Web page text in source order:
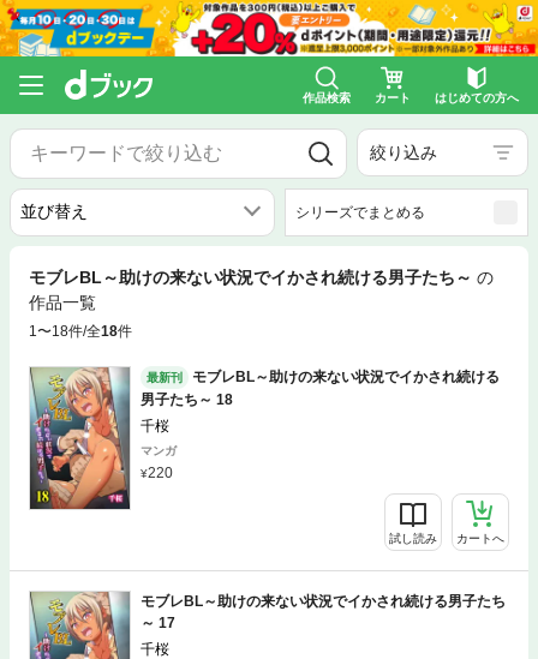
作品検索 カート はじめての方へ
絞り込み
シリーズでまとめる
モブレBL～助けの来ない状況でイかされ続ける男子たち～ の
作品一覧
1〜18件/全18件
最新刊
モブレBL～助けの来ない状況でイかされ続ける
男子たち～ 18
千桜
マンガ
220
試し読み カートへ
モブレBL～助けの来ない状況でイかされ続ける男子たち
～ 17
千桜